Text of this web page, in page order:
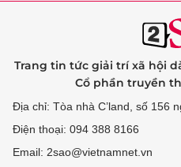
Trang tin tức giải trí xã hội
Cổ phần truyền
Địa chỉ: Tòa nhà C’land, số 156
Điện thoại: 094 388 8166
Email: 2sao@vietnamnet.vn